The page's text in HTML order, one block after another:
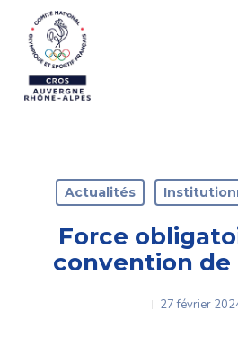
main
content
Actualités
Force
convention
27 février